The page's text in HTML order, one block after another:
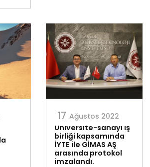
17 Ağustos 2022
Üniversite-sanayi iş
birliği kapsamında
İYTE ile GİMAS AŞ
arasında protokol
imzalandı.